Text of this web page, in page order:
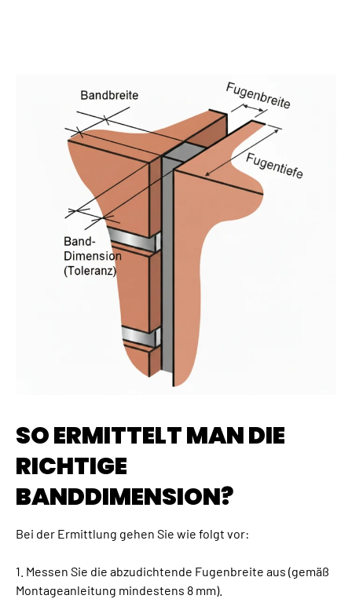
SO ERMITTELT MAN DIE
RICHTIGE
BANDDIMENSION?
Bei der Ermittlung gehen Sie wie folgt vor:
1. Messen Sie die abzudichtende Fugenbreite aus (gemäß
Montageanleitung mindestens 8 mm).